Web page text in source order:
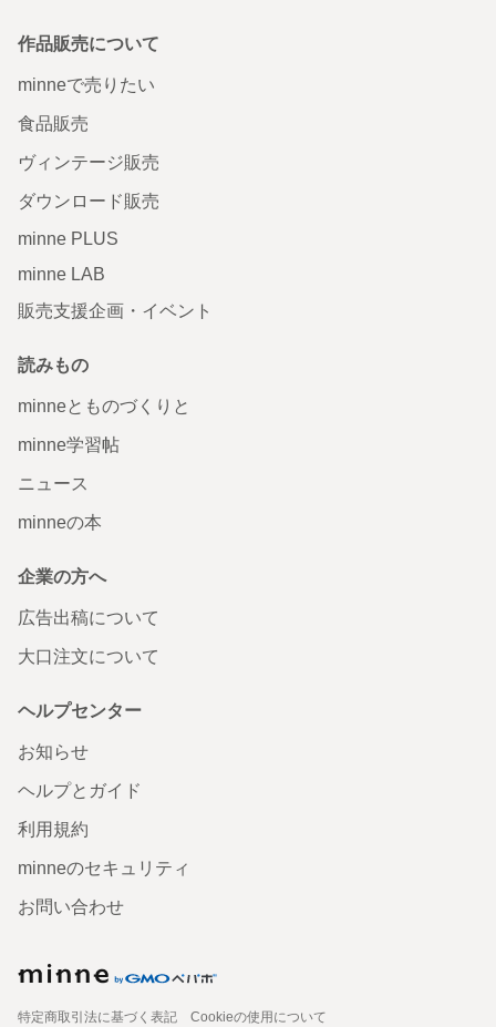
作品販売について
minneで売りたい
食品販売
ヴィンテージ販売
ダウンロード販売
minne PLUS
minne LAB
販売支援企画・イベント
読みもの
minneとものづくりと
minne学習帖
ニュース
minneの本
企業の方へ
広告出稿について
大口注文について
ヘルプセンター
お知らせ
ヘルプとガイド
利用規約
minneのセキュリティ
お問い合わせ
特定商取引法に基づく表記
Cookieの使用について